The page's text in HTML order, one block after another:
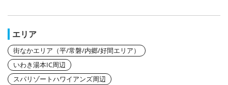
エリア
街なかエリア（平/常磐/内郷/好間エリア）
いわき湯本IC周辺
スパリゾートハワイアンズ周辺